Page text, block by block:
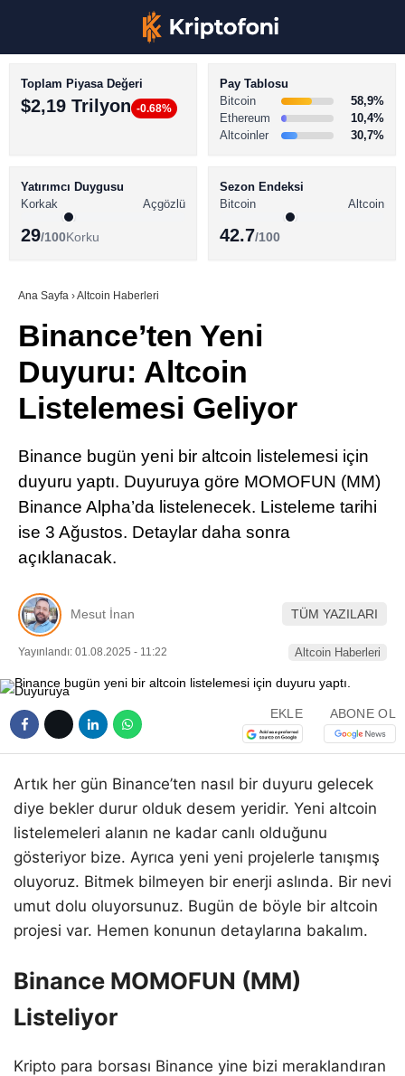
LinkedIn
Telegram
BİTCOİN HABERLERİ
ALTCOİN HABERLERİ
SÖZLÜK
Toplam Piyasa Değeri
$2,19 Trilyon -0.68%
Pay Tablosu
Bitcoin
58,9%
Ethereum
10,4%
Altcoinler
30,7%
Yatırımcı Duygusu
Korkak
Açgözlü
29/100Korku
Sezon Endeksi
Bitcoin
Altcoin
42.7/100
Ana Sayfa ›Altcoin Haberleri
Binance’ten Yeni
Duyuru: Altcoin
Listelemesi Geliyor
Binance bugün yeni bir altcoin listelemesi için
duyuru yaptı. Duyuruya göre MOMOFUN (MM)
Binance Alpha’da listelenecek. Listeleme tarihi
ise 3 Ağustos. Detaylar daha sonra
açıklanacak.
Mesut İnan TÜM YAZILARI
Yayınlandı: 01.08.2025 - 11:22 Altcoin Haberleri
EKLE ABONE OL
Artık her gün Binance’ten nasıl bir duyuru gelecek
diye bekler durur olduk desem yeridir. Yeni altcoin
listelemeleri alanın ne kadar canlı olduğunu
gösteriyor bize. Ayrıca yeni yeni projelerle tanışmış
oluyoruz. Bitmek bilmeyen bir enerji aslında. Bir nevi
umut dolu oluyorsunuz. Bugün de böyle bir altcoin
projesi var. Hemen konunun detaylarına bakalım.
Binance MOMOFUN (MM)
Listeliyor
Kripto para borsası Binance yine bizi meraklandıran